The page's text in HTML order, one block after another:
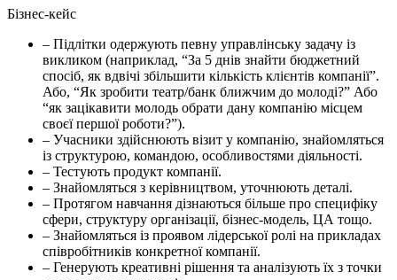
Бізнес-кейс
– Підлітки одержують певну управлінську задачу із
викликом (наприклад, “За 5 днів знайти бюджетний
спосіб, як вдвічі збільшити кількість клієнтів компанії”.
Або, “Як зробити театр/банк ближчим до молоді?” Або
“як зацікавити молодь обрати дану компанію місцем
своєї першої роботи?”).
– Учасники здійснюють візит у компанію, знайомляться
із структурою, командою, особливостями діяльності.
– Тестують продукт компанії.
– Знайомляться з керівництвом, уточнюють деталі.
– Протягом навчання дізнаються більше про специфіку
сфери, структуру організації, бізнес-модель, ЦА тощо.
– Знайомляться із проявом лідерської ролі на прикладах
співробітників конкретної компанії.
– Генерують креативні рішення та аналізують їх з точки